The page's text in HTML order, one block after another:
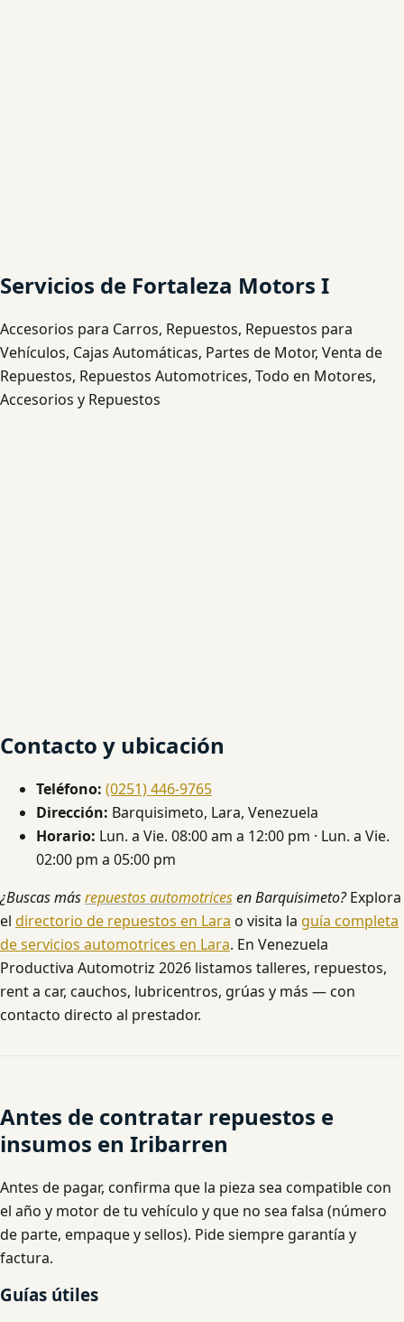
Servicios de Fortaleza Motors I
Accesorios para Carros, Repuestos, Repuestos para
Vehículos, Cajas Automáticas, Partes de Motor, Venta de
Repuestos, Repuestos Automotrices, Todo en Motores,
Accesorios y Repuestos
Contacto y ubicación
Teléfono: (0251) 446-9765
Dirección: Barquisimeto, Lara, Venezuela
Horario: Lun. a Vie. 08:00 am a 12:00 pm · Lun. a Vie.
02:00 pm a 05:00 pm
¿Buscas másrepuestos automotricesen Barquisimeto?Explora
el directorio de repuestos en Lara o visita la guía completa
de servicios automotrices en Lara. En Venezuela
Productiva Automotriz 2026 listamos talleres, repuestos,
rent a car, cauchos, lubricentros, grúas y más — con
contacto directo al prestador.
Antes de contratar repuestos e
insumos en Iribarren
Antes de pagar, confirma que la pieza sea compatible con
el año y motor de tu vehículo y que no sea falsa (número
de parte, empaque y sellos). Pide siempre garantía y
factura.
Guías útiles